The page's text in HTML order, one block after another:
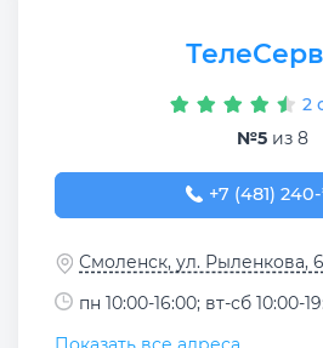
2
№5из 8
+7 (481) 240-
+7 (481)
Смоленск, ул. Рыленкова, 6
пн 10:00-16:00; вт-сб 10:00-